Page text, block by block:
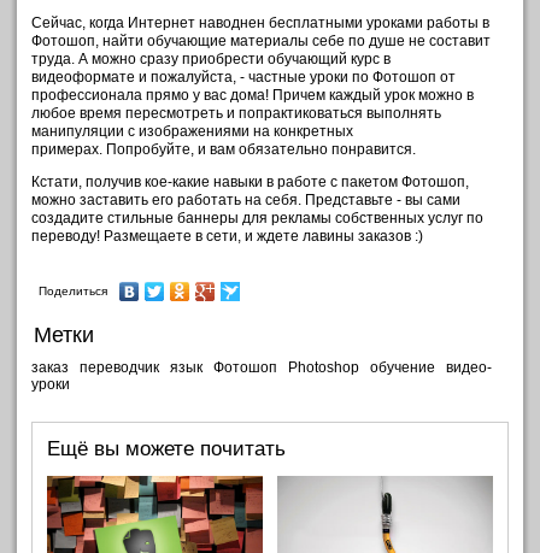
Сейчас, когда Интернет наводнен бесплатными уроками работы в
Фотошоп, найти обучающие материалы себе по душе не составит
труда. А можно сразу приобрести обучающий курс в
видеоформате и пожалуйста, - частные уроки по Фотошоп от
профессионала прямо у вас дома! Причем каждый урок можно в
любое время пересмотреть и попрактиковаться выполнять
манипуляции с изображениями на конкретных
примерах. Попробуйте, и вам обязательно понравится.
Кстати, получив кое-какие навыки в работе с пакетом Фотошоп,
можно заставить его работать на себя. Представьте - вы сами
создадите стильные баннеры для рекламы собственных услуг по
переводу! Размещаете в сети, и ждете лавины заказов :)
Поделиться
Метки
заказ переводчик язык Фотошоп Photoshop обучение
видео-
уроки
Ещё вы можете почитать